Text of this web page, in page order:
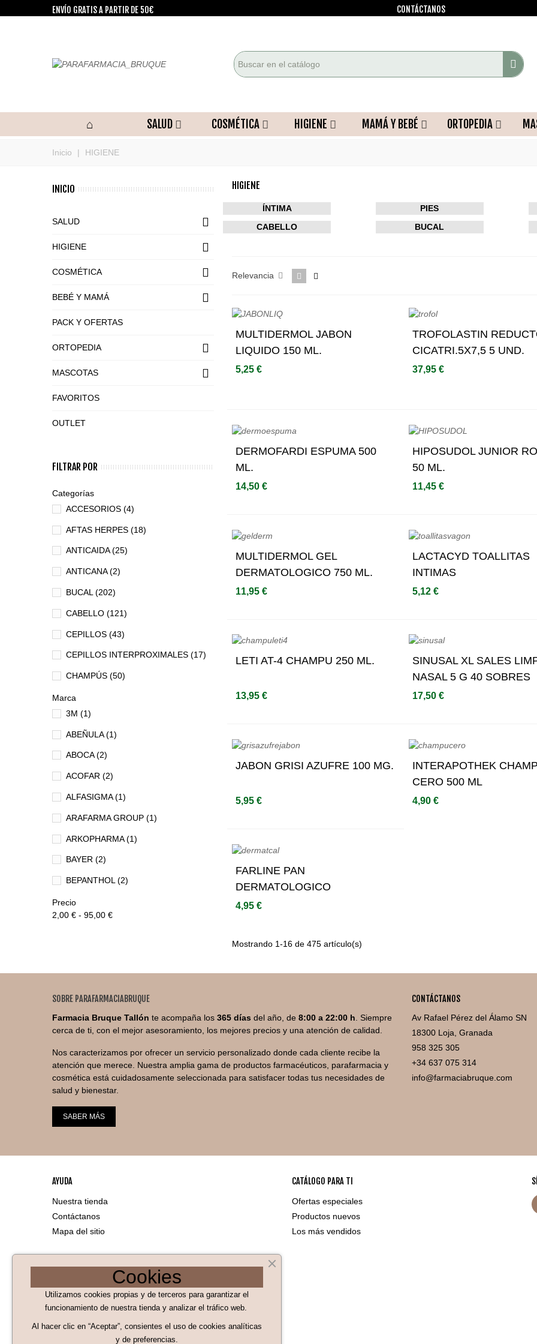
ENVÍO GRATIS A PARTIR DE 50€ CONTÁCTANOS
SALUD COSMÉTICA HIGIENE MAMÁ Y BEBÉ ORTOPEDIA
Inicio | HIGIENE
INICIO
SALUD
HIGIENE
COSMÉTICA
BEBÉ Y MAMÁ
PACK Y OFERTAS
ORTOPEDIA
MASCOTAS
FAVORITOS
OUTLET
FILTRAR POR
Categorías
ACCESORIOS (4)
AFTAS HERPES (18)
ANTICAIDA(25)
ANTICANA(2)
BUCAL (202)
CABELLO (121)
CEPILLOS (43)
CEPILLOS INTERPROXIMALES (17)
CHAMPÚS (50)
COLUTORIO
CORPORAL
DESODORANTES
EMBELLECEDORES
FIJACIÓN PROTESIS
GEL DE BAÑO(38)
HALITOSIS(5)
HIDRATACIÓN(12)
HIDRATACIÓN
HIGIENE DIARIA
INCONTINENCIA
MASCARILLAS Y ACONDICIONADORES
(16)
MENSTRUACIÓN(11)
NASAL(16)
ORTODONCIA
PASTA DE DIENTES
PRODUCTOS PEINADO
SEDAS DENTALES
SEQUEDAD VAGINAL
TRATAMIENTO (1)
TRATAMIENTO(5)
ÍNTIMA(58)
Marca
3M (1)
ABEÑULA(1)
ABOCA(2)
ACOFAR (2)
ALFASIGMA(1)
ARAFARMA GROUP (1)
ARKOPHARMA(1)
BAYER (2)
BEPANTHOL (2)
BETER
BEXIDENT
DIEPHARMEX
DR BROWNS
DUCRAY (2)
E'LIFEXIR(3)
(1)
EXTREFARMA
FARDI(1)
FARLINE(11)
FURTERER(39)
GOIBI(1)
Precio
2,00 € - 95,00 €
HIGIENE
ÍNTIMA PIES
CABELLO
BUCAL
Relevancia
Añadir Al Carrito
MULTIDERMOL JABON
LIQUIDO 150 ML.
5,25 €
Añadir Al Carrito
TROFOLASTIN
CICATRI.5X7,5 5 UND.
37,95 €
Añadir Al Carrito
DERMOFARDI ESPUMA 500
ML.
14,50 €
Añadir Al Carrito
HIPOSUDOL JUNIOR
50 ML.
11,45 €
Añadir Al Carrito
MULTIDERMOL GEL
DERMATOLOGICO 750 ML.
11,95 €
Añadir Al Carrito
LACTACYD TOALLITAS
INTIMAS
5,12 €
Añadir Al Carrito
LETI AT-4 CHAMPU 250 ML.
13,95 €
Añadir Al Carrito
SINUSAL XL SALES
NASAL 5 G 40 SOBRES
17,50 €
Añadir Al Carrito
JABON GRISI AZUFRE 100 MG.
5,95 €
Añadir Al Carrito
INTERAPOTHEK
CERO 500 ML
4,90 €
Añadir Al Carrito
FARLINE PAN
DERMATOLOGICO
CALENDULA/CAMOMILA 60G
4,95 €
Mostrando 1-16 de 475 artículo(s)
SOBRE PARAFARMACIABRUQUE
Farmacia Bruque Tallón te acompaña los 365 días del año, de 8:00 a 22:00 h . Siempre
cerca de ti, con el mejor asesoramiento, los mejores precios y una atención de calidad.
Nos caracterizamos por ofrecer un servicio personalizado donde cada cliente recibe la
atención que merece. Nuestra amplia gama de productos farmacéuticos, parafarmacia y
cosmética está cuidadosamente seleccionada para satisfacer todas tus necesidades de
salud y bienestar.
SABER MÁS
CONTÁCTANOS
Av Rafael Pérez del Álamo SN
18300 Loja, Granada
958 325 305
+34 637 075 314
info@farmaciabruque.com
AYUDA
Nuestra tienda
Contáctanos
Mapa del sitio
CATÁLOGO PARA TI
Ofertas especiales
Productos nuevos
Los más vendidos
LEGAL
Políticas de Cookies
Políticas de privacidad
Cookies
Utilizamos cookies propias y de terceros para garantizar el
funcionamiento de nuestra tienda y analizar el tráfico web.
Al hacer clic en “Aceptar”, consientes el uso de cookies analíticas
y de preferencias.